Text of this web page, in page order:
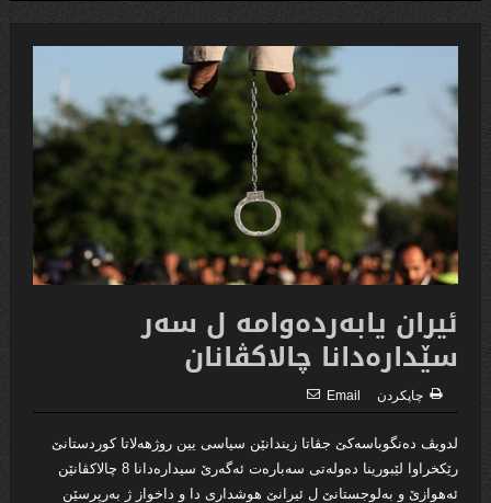
ئیران یابه‌رده‌وامه‌ ل سه‌ر
سێداره‌دانا چالاكڤانان
چاپكردن Email
لدویڤ ده‌نگوباسه‌كێ جڤاتا زیندانێن سیاسى یین روژهه‌لاتا كوردستانێ
رێكخراوا لێبورینا ده‌وله‌تى سه‌باره‌ت ئه‌گه‌رێ سیداره‌دانا 8 چالاكڤانێن
ئه‌هوازێ و به‌لوجستانێ ل ئیرانێ هوشدارى دا و داخواز ژ به‌رپرسێن